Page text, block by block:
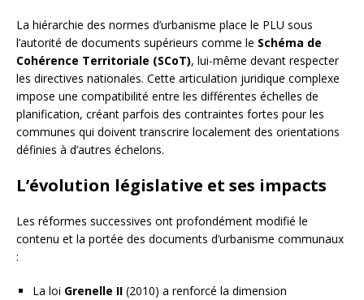
La hiérarchie des normes d’urbanisme place le PLU sous
l’autorité de documents supérieurs comme le Schéma de
Cohérence Territoriale (SCoT), lui-même devant respecter
les directives nationales. Cette articulation juridique complexe
impose une compatibilité entre les différentes échelles de
planification, créant parfois des contraintes fortes pour les
communes qui doivent transcrire localement des orientations
définies à d’autres échelons.
L’évolution législative et ses impacts
Les réformes successives ont profondément modifié le
contenu et la portée des documents d’urbanisme communaux
:
La loi Grenelle II (2010) a renforcé la dimension